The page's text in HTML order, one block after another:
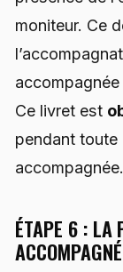
moniteur. Ce
Ce livret est
pendant toute
accompagnée.
ÉTAPE 6 : LA